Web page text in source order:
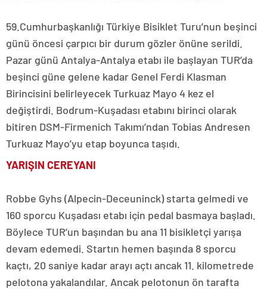
59.Cumhurbaşkanlığı Türkiye Bisiklet Turu’nun beşinci
günü öncesi çarpıcı bir durum gözler önüne serildi.
Pazar günü Antalya-Antalya etabı ile başlayan TUR’da
beşinci güne gelene kadar Genel Ferdi Klasman
Birincisini belirleyecek Turkuaz Mayo 4 kez el
değiştirdi. Bodrum-Kuşadası etabını birinci olarak
bitiren DSM-Firmenich Takımı’ndan Tobias Andresen
Turkuaz Mayo’yu etap boyunca taşıdı.
YARIŞIN CEREYANI
Robbe Gyhs (Alpecin-Deceuninck) starta gelmedi ve
160 sporcu Kuşadası etabı için pedal basmaya başladı.
Böylece TUR’un başından bu ana 11 bisikletçi yarışa
devam edemedi. Startın hemen başında 8 sporcu
kaçtı, 20 saniye kadar arayı açtı ancak 11. kilometrede
pelotona yakalandılar. Ancak pelotonun ön tarafta